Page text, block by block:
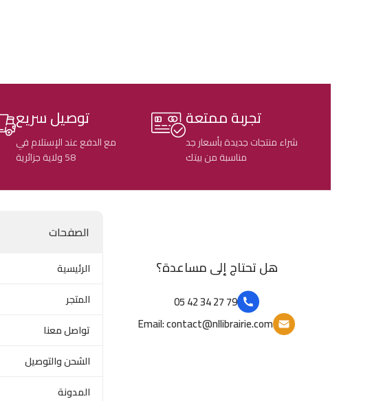
تجربة ممتعة
شراء منتجات جديدة بأسعار جد
مناسبة من بيتك
توصيل سريع
مع الدفع عند الإستلام في
58 ولاية جزائرية
هل تحتاج إلى مساعدة؟
79 27 34 42 05
Email: contact@nllibrairie.com
الصفحات
الرئيسية
المتجر
تواصل معنا
الشحن والتوصيل
المدونة